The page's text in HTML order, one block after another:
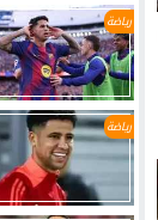
رياضة
رياضة